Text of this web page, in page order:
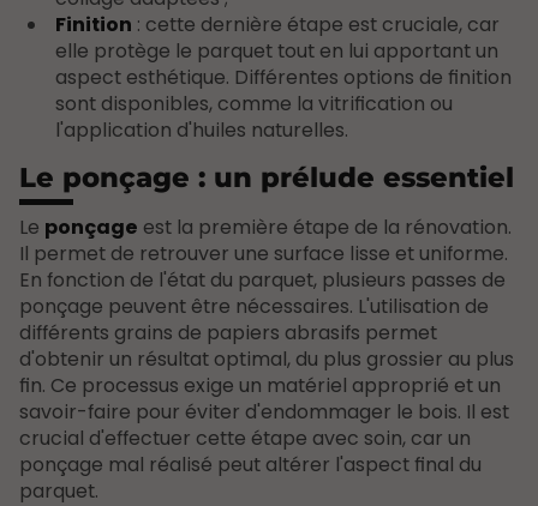
Finition : cette dernière étape est cruciale, car
elle protège le parquet tout en lui apportant un
aspect esthétique. Différentes options de finition
sont disponibles, comme la vitrification ou
l'application d'huiles naturelles.
Le ponçage : un prélude essentiel
Le ponçage est la première étape de la rénovation.
Il permet de retrouver une surface lisse et uniforme.
En fonction de l'état du parquet, plusieurs passes de
ponçage peuvent être nécessaires. L'utilisation de
différents grains de papiers abrasifs permet
d'obtenir un résultat optimal, du plus grossier au plus
fin. Ce processus exige un matériel approprié et un
savoir-faire pour éviter d'endommager le bois. Il est
crucial d'effectuer cette étape avec soin, car un
ponçage mal réalisé peut altérer l'aspect final du
parquet.